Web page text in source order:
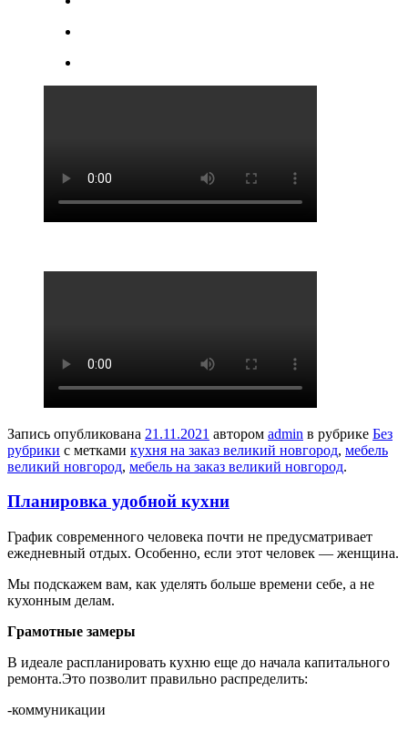
Запись опубликована 21.11.2021 автором admin в рубрике Без
рубрики с метками кухня на заказ великий новгород, мебель
великий новгород, мебель на заказ великий новгород.
Планировка удобной кухни
График современного человека почти не предусматривает
ежедневный отдых. Особенно, если этот человек — женщина.
Мы подскажем вам, как уделять больше времени себе, а не
кухонным делам.
Грамотные замеры
В идеале распланировать кухню еще до начала капитального
ремонта.Это позволит правильно распределить:
-коммуникации